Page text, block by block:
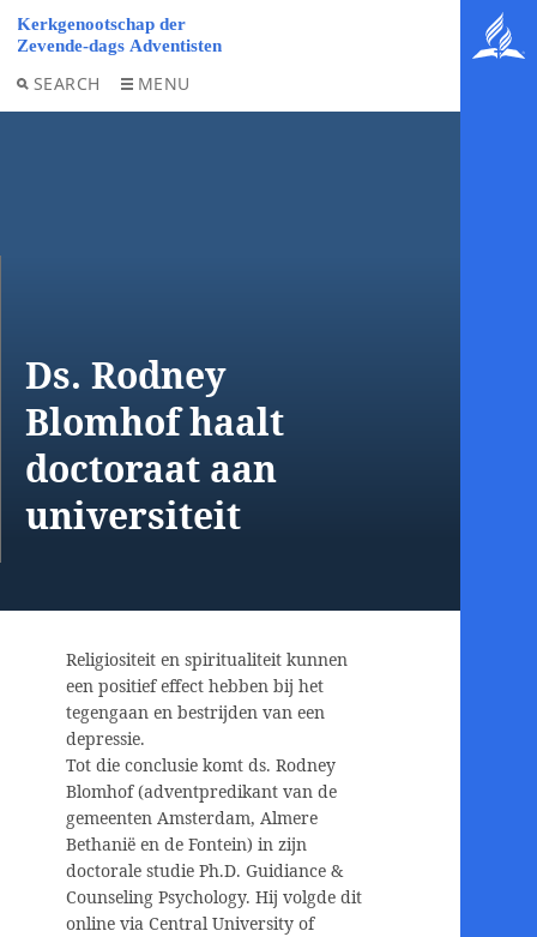
SEARCH MENU
Ds. Rodney
Blomhof haalt
doctoraat aan
universiteit
Religiositeit en spiritualiteit kunnen
een positief effect hebben bij het
tegengaan en bestrijden van een
depressie.
Tot die conclusie komt ds. Rodney
Blomhof (adventpredikant van de
gemeenten Amsterdam, Almere
Bethanië en de Fontein) in zijn
doctorale studie Ph.D. Guidiance &
Counseling Psychology. Hij volgde dit
online via Central University of